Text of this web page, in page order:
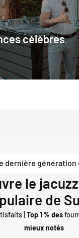
célèbres
dernière génération
le
de
| Top 1 % des
mieux notés